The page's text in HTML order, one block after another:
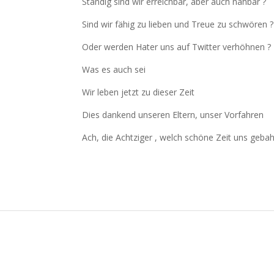
Sind wir fähig zu lieben und Treue zu schwören ?
Oder werden Hater uns auf Twitter verhöhnen ?
Was es auch sei
Wir leben jetzt zu dieser Zeit
Dies dankend unseren Eltern, unser Vorfahren
Ach, die Achtziger , welch schöne Zeit uns